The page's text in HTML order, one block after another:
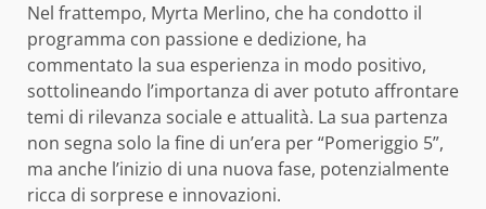
Nel frattempo, Myrta Merlino, che ha condotto il
programma con passione e dedizione, ha
commentato la sua esperienza in modo positivo,
sottolineando l’importanza di aver potuto affrontare
temi di rilevanza sociale e attualità. La sua partenza
non segna solo la fine di un’era per “Pomeriggio 5”,
ma anche l’inizio di una nuova fase, potenzialmente
ricca di sorprese e innovazioni.